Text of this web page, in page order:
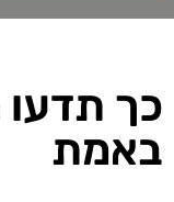
כך
באמת